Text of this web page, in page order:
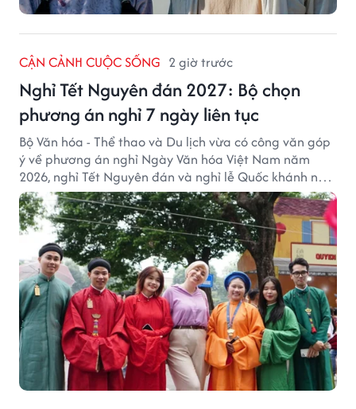
CẬN CẢNH CUỘC SỐNG 2 giờ trước
Nghỉ Tết Nguyên đán 2027: Bộ chọn
phương án nghỉ 7 ngày liên tục
Bộ Văn hóa - Thể thao và Du lịch vừa có công văn góp
ý về phương án nghỉ Ngày Văn hóa Việt Nam năm
2026, nghỉ Tết Nguyên đán và nghỉ lễ Quốc khánh năm
2027.